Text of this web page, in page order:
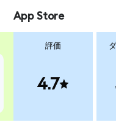
App Store
評価
4.7